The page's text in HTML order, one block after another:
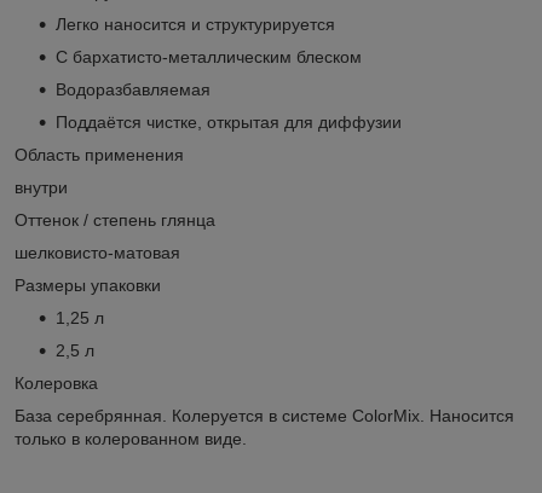
Легко наносится и структурируется
С бархатисто-металлическим блеском
Водоразбавляемая
Поддаётся чистке, открытая для диффузии
Область применения
внутри
Оттенок / степень глянца
шелковисто-матовая
Размеры упаковки
1,25 л
2,5 л
Колеровка
База серебрянная. Колеруется в системе ColorMix. Наносится
только в колерованном виде.